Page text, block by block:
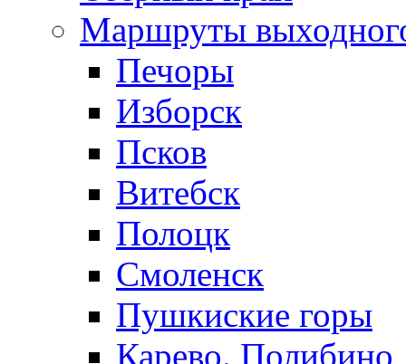
Маршруты
Печоры
Изборск
Псков
Витебск
Полоцк
Смоленск
Пушкиские горы
Карево. Полибино